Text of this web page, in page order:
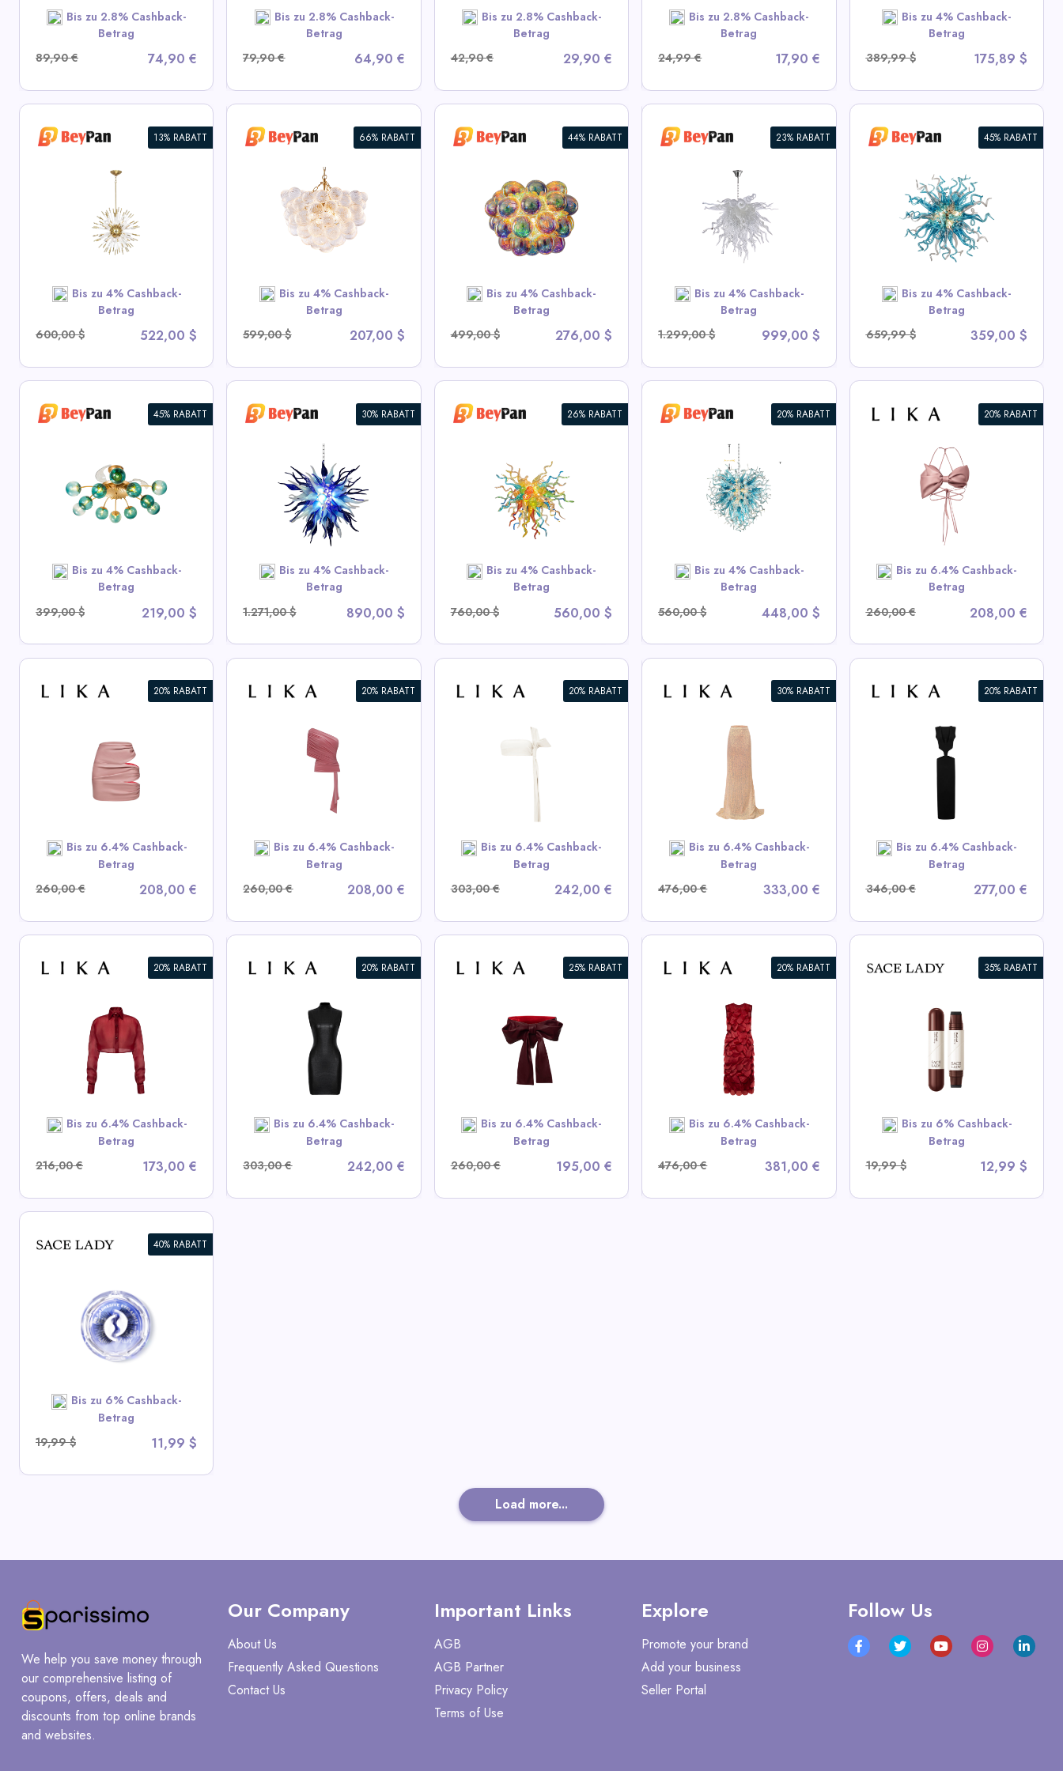
Bis zu 2.8% Cashback-
Betrag
89,90 €
74,90 €
Bis zu 2.8% Cashback-
Betrag
79,90 €
64,90 €
SHOP NOW
Bis zu 2.8% Cashback-
Betrag
42,90 €
29,90 €
SHOP NOW
Bis zu 2.8% Cashback-
Betrag
24,99 €
17,90 €
SHOP NOW
Bis zu 4% Cashback-
Betrag
389,99 $
175,89 $
SHOP NOW
13% RABATT
Bis zu 4% Cashback-
Betrag
600,00 $
522,00 $
66% RABATT
Bis zu 4% Cashback-
Betrag
599,00 $
207,00 $
klarer gewellter Textur-
Rahmen
View All BeyPan Deals
SHOP NOW
44% RABATT
Bis zu 4% Cashback-
Betrag
499,00 $
276,00 $
Blubbernde
Deckenleuchte mit
irisierendem Cognac
getöntem Glas
View All BeyPan Deals
SHOP NOW
23% RABATT
Bis zu 4% Cashback-
Betrag
1.299,00 $
999,00 $
Glas-Kronleuchter Chihuly
Stil Klar
View All BeyPan Deals
SHOP NOW
45% RABATT
Bis zu 4% Cashback-
Betrag
659,99 $
359,00 $
Moderne Blown Glass
Chandelier Sputnik Form
View All BeyPan Deals
SHOP NOW
45% RABATT
Bis zu 4% Cashback-
Betrag
399,00 $
219,00 $
30% RABATT
Bis zu 4% Cashback-
Betrag
1.271,00 $
890,00 $
Glas Kronleuchter
Gradient Blau und Frosted
Weiß
View All BeyPan Deals
SHOP NOW
26% RABATT
Bis zu 4% Cashback-
Betrag
760,00 $
560,00 $
Moderne Stil Blown Glass
Kronleuchter Fiesta Burst
View All BeyPan Deals
SHOP NOW
20% RABATT
Bis zu 4% Cashback-
Betrag
560,00 $
448,00 $
Chihuly Style Blau
View All BeyPan Deals
SHOP NOW
20% RABATT
Bis zu 6.4% Cashback-
Betrag
260,00 €
208,00 €
Rosa Schleifenoberteil
View All LIKA Deals
20% RABATT
Bis zu 6.4% Cashback-
Betrag
260,00 €
208,00 €
20% RABATT
Bis zu 6.4% Cashback-
Betrag
260,00 €
208,00 €
Drapierung
View All LIKA Deals
SHOP NOW
20% RABATT
Bis zu 6.4% Cashback-
Betrag
303,00 €
242,00 €
Weißes Lederoberteil
View All LIKA Deals
30% RABATT
Bis zu 6.4% Cashback-
Betrag
476,00 €
333,00 €
Schimmernder Maxirock
View All LIKA Deals
20% RABATT
Bis zu 6.4% Cashback-
Betrag
346,00 €
277,00 €
Schwarzes Kleid mit
Taillenausschnitten
View All LIKA Deals
SHOP NOW
20% RABATT
Bis zu 6.4% Cashback-
Betrag
216,00 €
173,00 €
20% RABATT
Bis zu 6.4% Cashback-
Betrag
303,00 €
242,00 €
Schwarzes strukturiertes
Mini-Kleid
View All LIKA Deals
SHOP NOW
25% RABATT
Bis zu 6.4% Cashback-
Betrag
260,00 €
195,00 €
Bordeaux Mini-Shorts mit
View All LIKA Deals
SHOP NOW
20% RABATT
Bis zu 6.4% Cashback-
Betrag
476,00 €
381,00 €
voluminösen Elementen
View All LIKA Deals
SHOP NOW
35% RABATT
Bis zu 6% Cashback-
Betrag
19,99 $
12,99 $
Doppel-Ende Eyeliner
View All Sace Lady Deals
SHOP NOW
40% RABATT
Bis zu 6% Cashback-
Betrag
19,99 $
11,99 $
Load more...
We help you save money through
our comprehensive listing of
coupons, offers, deals and
discounts from top online brands
and websites.
Our Company
About Us
Frequently Asked Questions
Contact Us
Important Links
AGB
AGB Partner
Privacy Policy
Terms of Use
Explore
Promote your brand
Add your business
Seller Portal
Follow Us